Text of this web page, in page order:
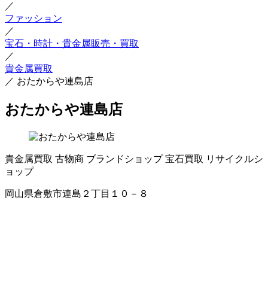
／
ファッション
／
宝石・時計・貴金属販売・買取
／
貴金属買取
／ おたからや連島店
おたからや連島店
貴金属買取 古物商 ブランドショップ 宝石買取 リサイクルシ
ョップ
岡山県倉敷市連島２丁目１０－８